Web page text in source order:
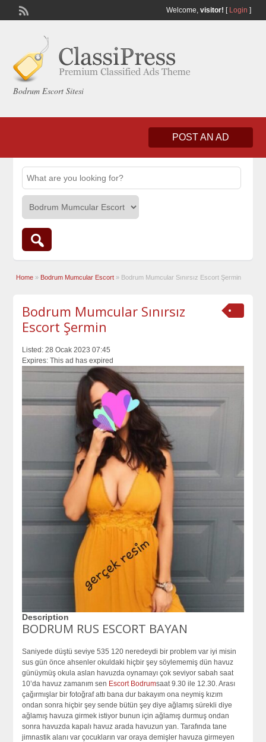
Welcome, visitor! [ Login ]
Bodrum Escort Sitesi
POST AN AD
Home » Bodrum Mumcular Escort » Bodrum Mumcular Sınırsız Escort Şermin
Bodrum Mumcular Sınırsız
Escort Şermin
Listed: 28 Ocak 2023 07:45
Expires: This ad has expired
Description
BODRUM RUS ESCORT BAYAN
Saniyede düştü seviye 535 120 neredeydi bir problem var iyi misin
sus gün önce ahsenler okuldaki hiçbir şey söylememiş dün havuz
günüymüş okula aslan havuzda oynamayı çok seviyor sabah saat
10’da havuz zamanım sen Escort Bodrumsaat 9.30 ile 12.30. Arası
çağırmışlar bir fotoğraf attı bana dur bakayım ona neymiş kızım
ondan sonra hiçbir şey sende bütün şey diye ağlamış sürekli diye
ağlamış havuza girmek istiyor bunun için ağlamış durmuş ondan
sonra havuzda kapalı havuz arada havuzun yan. Tarafında tane
jimnastik alanı var çocukların var oraya demişler havuza girmeyen